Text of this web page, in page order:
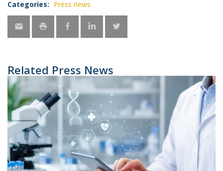
Categories: Press news
Related Press News